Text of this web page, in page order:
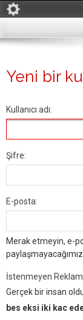
Yeni bir
Kullanıcı adı:
Şifre:
E-posta:
Merak etmeyin, e-
İstenmeyen Reklam
Gerçek bir insan
bes eksi iki kac